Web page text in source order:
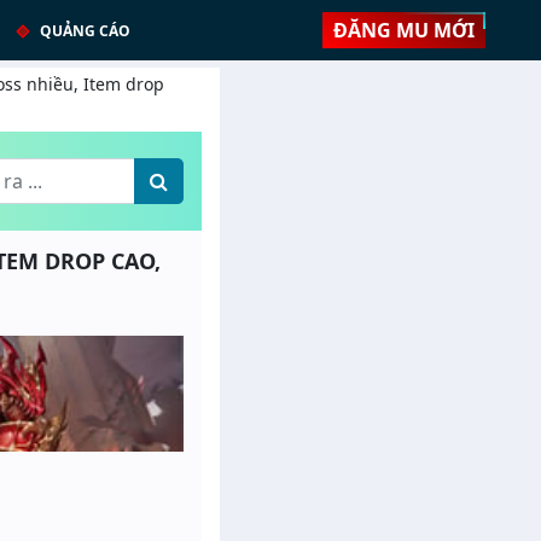
QUẢNG CÁO ĐĂNG MU MỚI
nhiều, Item drop
DROP CAO,